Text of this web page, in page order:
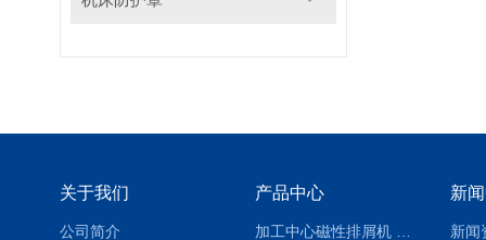
关于我们
公司简介
产品中心 新
新闻